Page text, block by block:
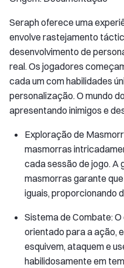
Seraph oferece uma
envolve rastejamento
desenvolvimento de
real. Os jogadores
cada um com habilidades
personalização. O mundo
apresentando inimigos e
Exploração de
masmorras
cada sessão de jogo.
masmorras garante
iguais, proporcionando
Sistema de Combate:
orientado para a ação,
esquivem, ataquem e
habilidosamente em